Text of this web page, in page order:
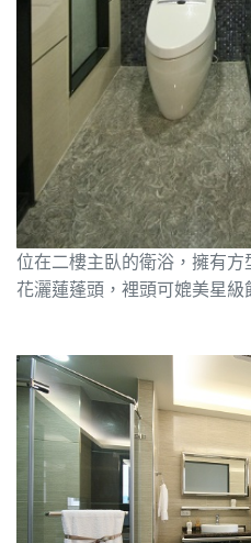
位在二樓主臥的衛浴，擁有
花灑蓮蓬頭，裡頭可媲美星級